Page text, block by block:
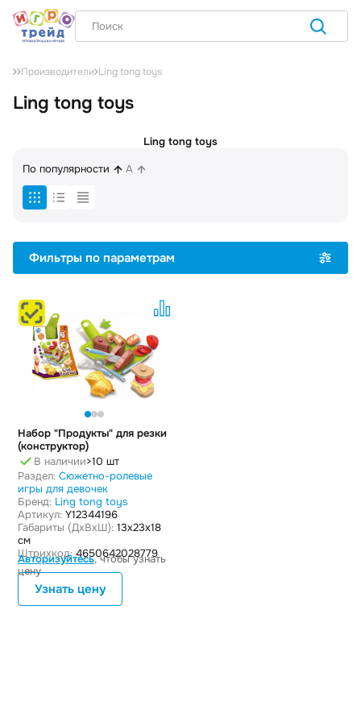
Производители Ling tong toys
Ling tong toys
Ling tong toys
По популярности
A
Фильтры по параметрам
Набор "Продукты" для резки
(конструктор)
В наличии>10 шт
Раздел: Сюжетно-ролевые
игры для девочек
Бренд: Ling tong toys
Артикул: Y12344196
Габариты (ДxВxШ): 13x23x18
см
Штрихкод: 4650642028779
Авторизуйтесь, чтобы узнать
цену
Узнать цену